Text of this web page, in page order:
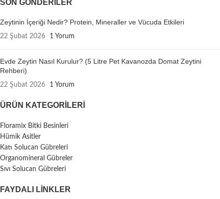
SON GÖNDERILER
Zeytinin İçeriği Nedir? Protein, Mineraller ve Vücuda Etkileri
22 Şubat 2026 1 Yorum
Evde Zeytin Nasıl Kurulur? (5 Litre Pet Kavanozda Domat Zeytini
Rehberi)
22 Şubat 2026 1 Yorum
ÜRÜN KATEGORILERI
Floramix Bitki Besinleri
Hümik Asitler
Katı Solucan Gübreleri
Organomineral Gübreler
Sıvı Solucan Gübreleri
FAYDALI LİNKLER